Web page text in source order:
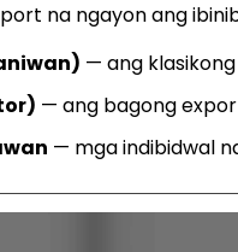
na ngayon ang
— ang
— ang bagong
— mga indibidwal